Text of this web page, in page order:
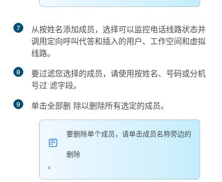
7 从按姓名添加成员，选择可以监控电话线路状态并
调用定向呼叫代答和插入的用户、工作空间和虚拟
线路。
8 要过滤您选择的成员，请使用按姓名、号码或分机
号过 滤字段。
9 单击全部删 除以删除所有选定的成员。
要删除单个成员，请单击成员名称旁边的
删除
。